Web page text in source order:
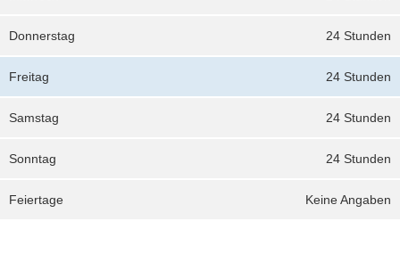
24 Stunden
Donnerstag
24 Stunden
Freitag
24 Stunden
Samstag
24 Stunden
Sonntag
Keine Angaben
Feiertage